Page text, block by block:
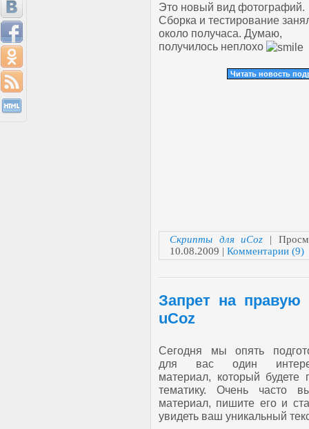
Это новый вид фотографий.
Сборка и тестирование
около получаса. Думаю,
получилось неплохо
Читать новость
Скрипты для uCoz |
10.08.2009 | Комментарии (9)
Запрет на
uCoz
Сегодня мы опять
для вас один
материал, который
тематику. Очень часто
материал, пишите его и
увидеть ваш уникальный